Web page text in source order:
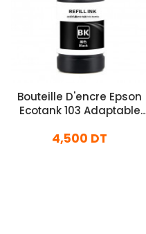
Bouteille D'encre Epson
Ecotank 103 Adaptable
4,500 DT